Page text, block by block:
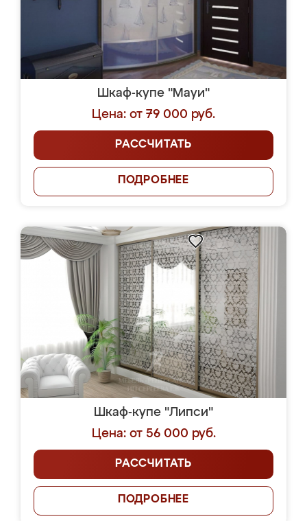
Шкаф-купе "Мауи"
Цена: от 79 000 руб.
РАССЧИТАТЬ
ПОДРОБНЕЕ
Шкаф-купе "Липси"
Цена: от 56 000 руб.
РАССЧИТАТЬ
ПОДРОБНЕЕ